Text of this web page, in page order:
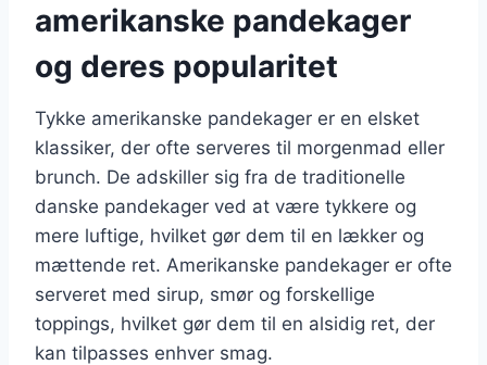
amerikanske pandekager
og deres popularitet
Tykke amerikanske pandekager er en elsket
klassiker, der ofte serveres til morgenmad eller
brunch. De adskiller sig fra de traditionelle
danske pandekager ved at være tykkere og
mere luftige, hvilket gør dem til en lækker og
mættende ret. Amerikanske pandekager er ofte
serveret med sirup, smør og forskellige
toppings, hvilket gør dem til en alsidig ret, der
kan tilpasses enhver smag.